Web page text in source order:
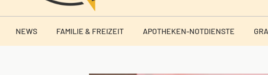
NEWS FAMILIE & FREIZEIT APOTHEKEN-NOTDIENSTE